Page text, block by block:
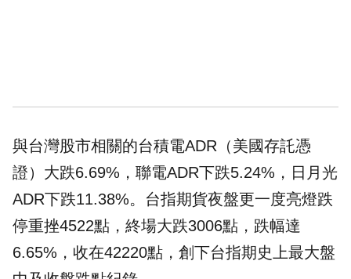
與台灣股市相關的台積電ADR（美國存託憑
證）大跌6.69%，聯電ADR下跌5.24%，日月光
ADR下跌11.38%。台指期貨夜盤更一度亮燈跌
停重挫4522點，終場大跌3006點，跌幅達
6.65%，收在42220點，創下台指期史上最大盤